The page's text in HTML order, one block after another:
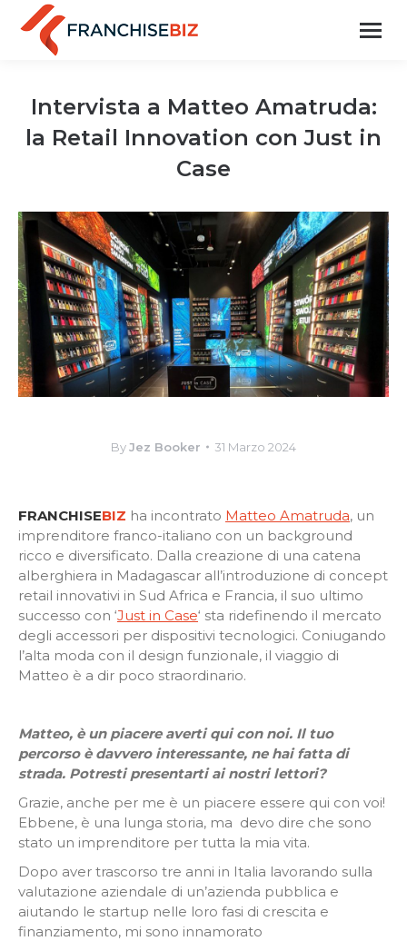
Intervista a Matteo Amatruda:
la Retail Innovation con Just in
Case
ByJez Booker 31 Marzo 2024
FRANCHISEBIZ ha incontrato Matteo Amatruda, un
imprenditore franco-italiano con un background
ricco e diversificato. Dalla creazione di una catena
alberghiera in Madagascar all’introduzione di concept
retail innovativi in ​​Sud Africa e Francia, il suo ultimo
successo con ‘Just in Case‘ sta ridefinendo il mercato
degli accessori per dispositivi tecnologici. Coniugando
l’alta moda con il design funzionale, il viaggio di
Matteo è a dir poco straordinario.
Matteo, è un piacere averti qui con noi. Il tuo
percorso è davvero interessante, ne hai fatta di
strada. Potresti presentarti ai nostri lettori?
Grazie, anche per me è un piacere essere qui con voi!
Ebbene, è ​​una lunga storia, ma devo dire che sono
stato un imprenditore per tutta la mia vita.
Dopo aver trascorso tre anni in Italia lavorando sulla
valutazione aziendale di un’azienda pubblica e
aiutando le startup nelle loro fasi di crescita e
finanziamento, mi sono innamorato